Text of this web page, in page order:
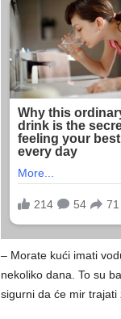
– Morate kući imati
nekoliko dana. To su
sigurni da će mir